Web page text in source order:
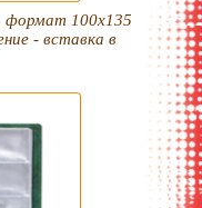
формат 100х135
- вставка в